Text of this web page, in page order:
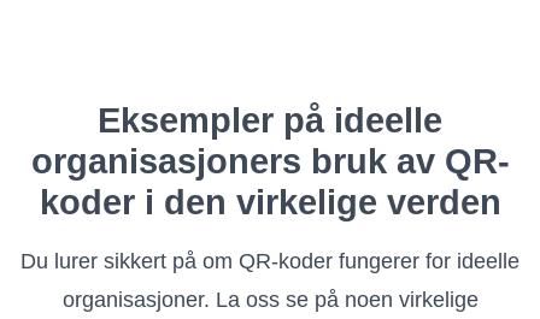
Eksempler på ideelle
organisasjoners bruk av QR-
koder i den virkelige verden
Du lurer sikkert på om QR-koder fungerer for ideelle
organisasjoner. La oss se på noen virkelige